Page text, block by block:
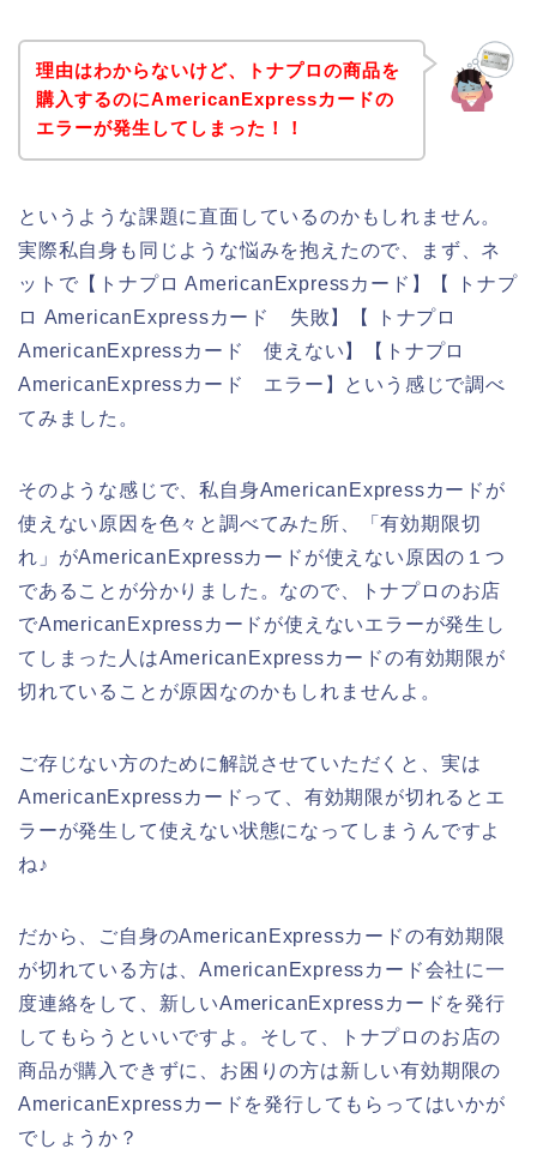
理由はわからないけど、トナプロの商品を
購入するのにAmericanExpressカードの
エラーが発生してしまった！！
というような課題に直面しているのかもしれません。
実際私自身も同じような悩みを抱えたので、まず、ネ
ットで【トナプロ AmericanExpressカード】【 トナプ
ロ AmericanExpressカード 失敗】【 トナプロ
AmericanExpressカード 使えない】【トナプロ
AmericanExpressカード エラー】という感じで調べ
てみました。
そのような感じで、私自身AmericanExpressカードが
使えない原因を色々と調べてみた所、「有効期限切
れ」がAmericanExpressカードが使えない原因の１つ
であることが分かりました。なので、トナプロのお店
でAmericanExpressカードが使えないエラーが発生し
てしまった人はAmericanExpressカードの有効期限が
切れていることが原因なのかもしれませんよ。
ご存じない方のために解説させていただくと、実は
AmericanExpressカードって、有効期限が切れるとエ
ラーが発生して使えない状態になってしまうんですよ
ね♪
だから、ご自身のAmericanExpressカードの有効期限
が切れている方は、AmericanExpressカード会社に一
度連絡をして、新しいAmericanExpressカードを発行
してもらうといいですよ。そして、トナプロのお店の
商品が購入できずに、お困りの方は新しい有効期限の
AmericanExpressカードを発行してもらってはいかが
でしょうか？